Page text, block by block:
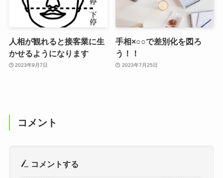
人相が観れると接客業に生
かせるようになります
2023年9月7日
手相×○○で差別化を図ろ
う！！
2023年7月25日
コメント
コメントする